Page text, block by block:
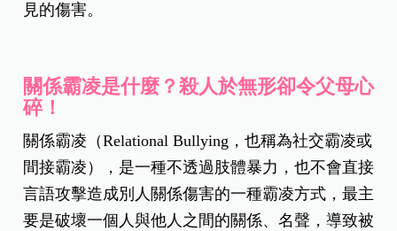
見的傷害。
關係霸凌是什麼？殺人於無形卻令父母心
碎！
關係霸凌（Relational Bullying，也稱為社交霸凌或
間接霸凌），是一種不透過肢體暴力，也不會直接
言語攻擊造成別人關係傷害的一種霸凌方式，最主
要是破壞一個人與他人之間的關係、名聲，導致被